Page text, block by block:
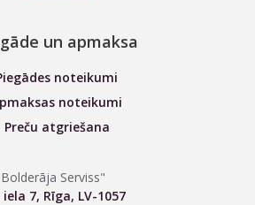
un apmaksa
noteikumi
noteikumi
Preču atgriešana
Serviss"
7, Rīga, LV-1057